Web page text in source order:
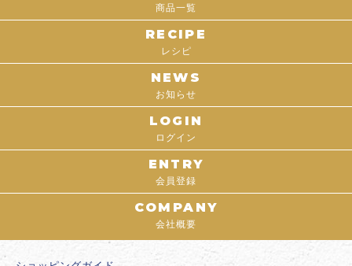
商品一覧
RECIPE
レシピ
NEWS
お知らせ
LOGIN
ログイン
ENTRY
会員登録
COMPANY
会社概要